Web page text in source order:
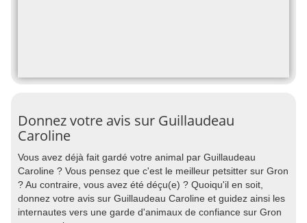
Donnez votre avis sur Guillaudeau
Caroline
Vous avez déjà fait gardé votre animal par Guillaudeau
Caroline ? Vous pensez que c'est le meilleur petsitter sur Gron
? Au contraire, vous avez été déçu(e) ? Quoiqu'il en soit,
donnez votre avis sur Guillaudeau Caroline et guidez ainsi les
internautes vers une garde d'animaux de confiance sur Gron